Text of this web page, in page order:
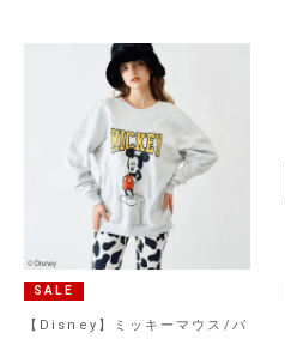
SALE
【Disney】ミッキーマウス/バ